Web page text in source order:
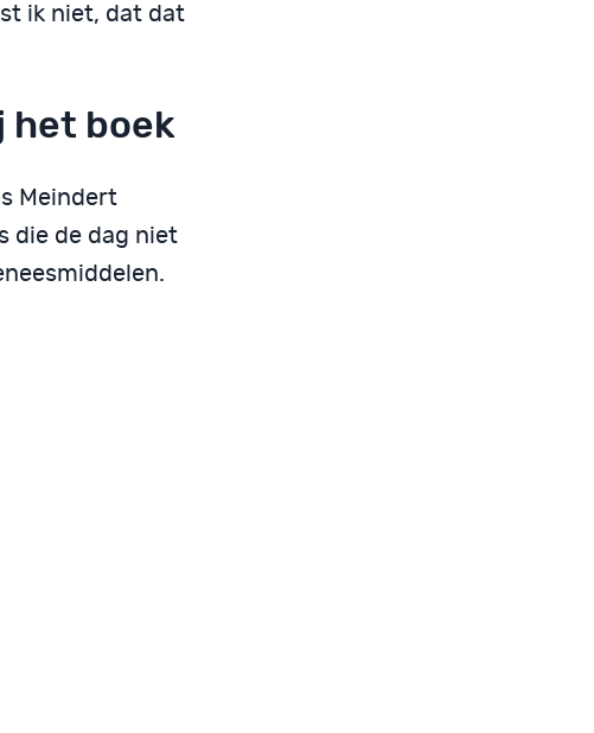
ik niet, dat dat
het boek
Meindert
die de dag niet